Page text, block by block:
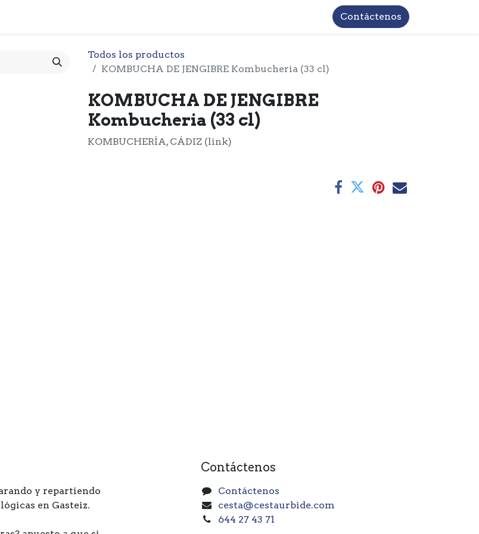
INFORMACIÓN BASICA LOPD
Contáctenos
Todos los productos
KOMBUCHA DE JENGIBRE Kombucheria (33 cl)
KOMBUCHA DE JENGIBRE
Kombucheria (33 cl)
KOMBUCHERÍA, CÁDIZ (link)
y repartiendo
en Gasteiz.
Contáctenos
Contáctenos
cesta@cestaurbide.com
644 27 43 71